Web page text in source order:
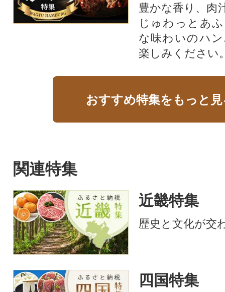
豊かな香り、肉
じゅわっとあ
な味わいのハ
楽しみください
おすすめ特集をもっと
関連特集
近畿特集
歴史と文化が交
四国特集